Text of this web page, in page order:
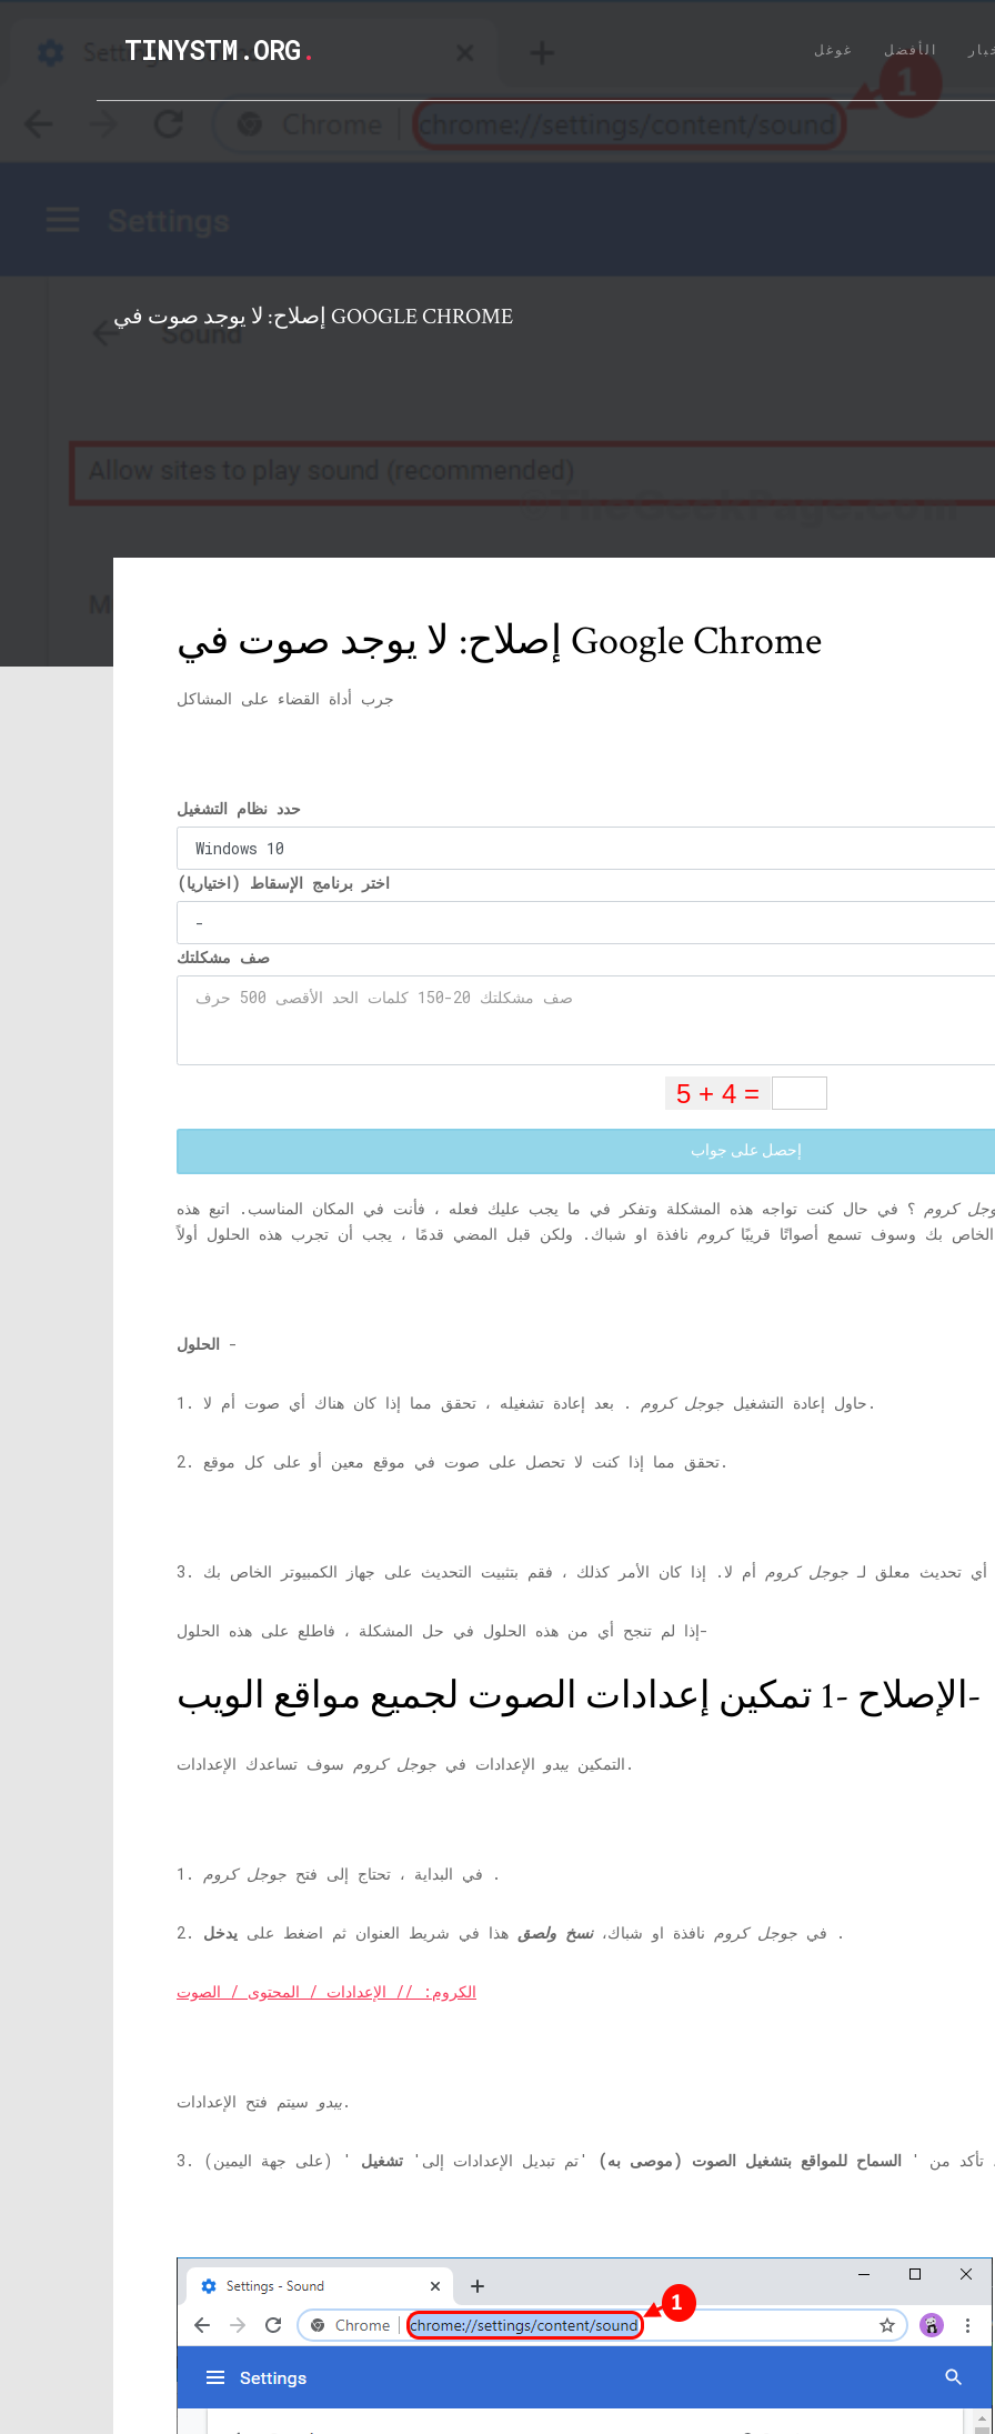
TINYSTM.ORG. الأفضل غوغل
إصلاح: لا يوجد صوت في GOOGLE CHROME
إصلاح: لا يوجد صوت في Google Chrome
جرب أداة القضاء على المشاكل
حدد نظام التشغيل
اختر برنامج الإسقاط (اختياريا)
صف مشكلتك
إحصل على جواب
كروم ؟ في حال كنت تواجه هذه المشكلة وتفكر في ما يجب عليك فعله ، فأنت في المكان المناسب. اتبع هذه
الخاص بك وسوف تسمع أصواتًا قريبًاكروم
الحلول -
1. حاول إعادة التشغيل جوجل كروم . بعد إعادة تشغيله ، تحقق مما إذا كان هناك أي صوت أم لا.
2. تحقق مما إذا كنت لا تحصل على صوت في موقع معين أو على كل موقع.
أي تحديث معلق لـ جوجل كروم
إذا لم تنجح أي من هذه الحلول في حل المشكلة ، فاطلع على هذه الحلول-
الإصلاح -1 تمكين إعدادات الصوت لجميع مواقع الويب-
التمكين يبدو الإعدادات في جوجل كروم سوف تساعدك الإعدادات.
1. في البداية ، تحتاج إلى فتح جوجل كروم .
2. في جوجل كروم نافذة او شباك،نسخ ولصق هذا في شريط العنوان ثم اضغط على يدخل .
الكروم: // الإعدادات / المحتوى / الصوت
يبدوسيتم فتح الإعدادات.
، تأكد من ' السماح للمواقع بتشغيل الصوت (موصى به) 'تم تبديل الإعدادات إلى' تشغيل